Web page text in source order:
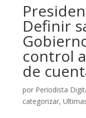
Definir
control
de
por Periodista
categorizar,